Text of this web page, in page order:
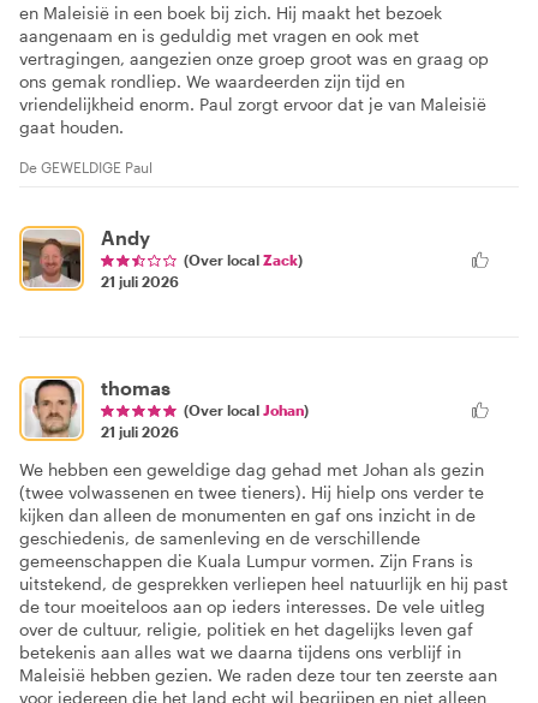
en Maleisië in een boek bij zich. Hij maakt het bezoek
aangenaam en is geduldig met vragen en ook met
vertragingen, aangezien onze groep groot was en graag op
ons gemak rondliep. We waardeerden zijn tijd en
vriendelijkheid enorm. Paul zorgt ervoor dat je van Maleisië
gaat houden.
De GEWELDIGE Paul
Andy
(Over local Zack)
21 juli 2026
thomas
(Over local Johan)
21 juli 2026
We hebben een geweldige dag gehad met Johan als gezin
(twee volwassenen en twee tieners). Hij hielp ons verder te
kijken dan alleen de monumenten en gaf ons inzicht in de
geschiedenis, de samenleving en de verschillende
gemeenschappen die Kuala Lumpur vormen. Zijn Frans is
uitstekend, de gesprekken verliepen heel natuurlijk en hij past
de tour moeiteloos aan op ieders interesses. De vele uitleg
over de cultuur, religie, politiek en het dagelijks leven gaf
betekenis aan alles wat we daarna tijdens ons verblijf in
Maleisië hebben gezien. We raden deze tour ten zeerste aan
voor iedereen die het land echt wil begrijpen en niet alleen